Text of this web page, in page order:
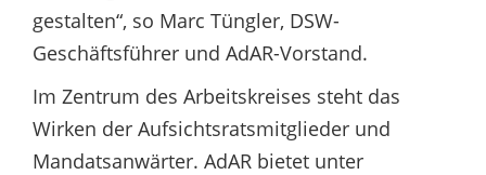
gestalten“, so Marc Tüngler, DSW-
Geschäftsführer und AdAR-Vorstand.
Im Zentrum des Arbeitskreises steht das
Wirken der Aufsichtsratsmitglieder und
Mandatsanwärter. AdAR bietet unter